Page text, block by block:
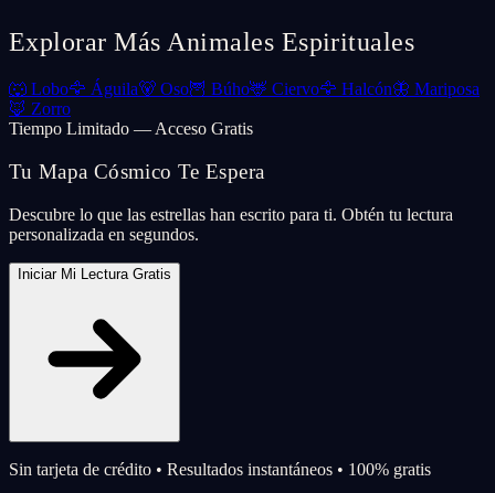
Explorar Más Animales Espirituales
🐺 Lobo🦅 Águila🐻 Oso🦉 Búho🦌 Ciervo🦅 Halcón🦋 Mariposa
🦊 Zorro
Tiempo Limitado — Acceso Gratis
Tu Mapa Cósmico Te Espera
Descubre lo que las estrellas han escrito para ti. Obtén tu lectura
personalizada en segundos.
Iniciar Mi Lectura Gratis
Sin tarjeta de crédito • Resultados instantáneos • 100% gratis